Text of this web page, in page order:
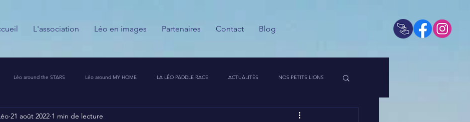
L'association Léo en images Partenaires Contact Blog
Léo around the STARS Léo around MY HOME LA LÉO PADDLE RACE ACTUALITÉS NOS PETITS LIONS
PRESSE CALENDRIER DES GUERRIERS DU PALAIS
21 août 2022 1 min de lecture